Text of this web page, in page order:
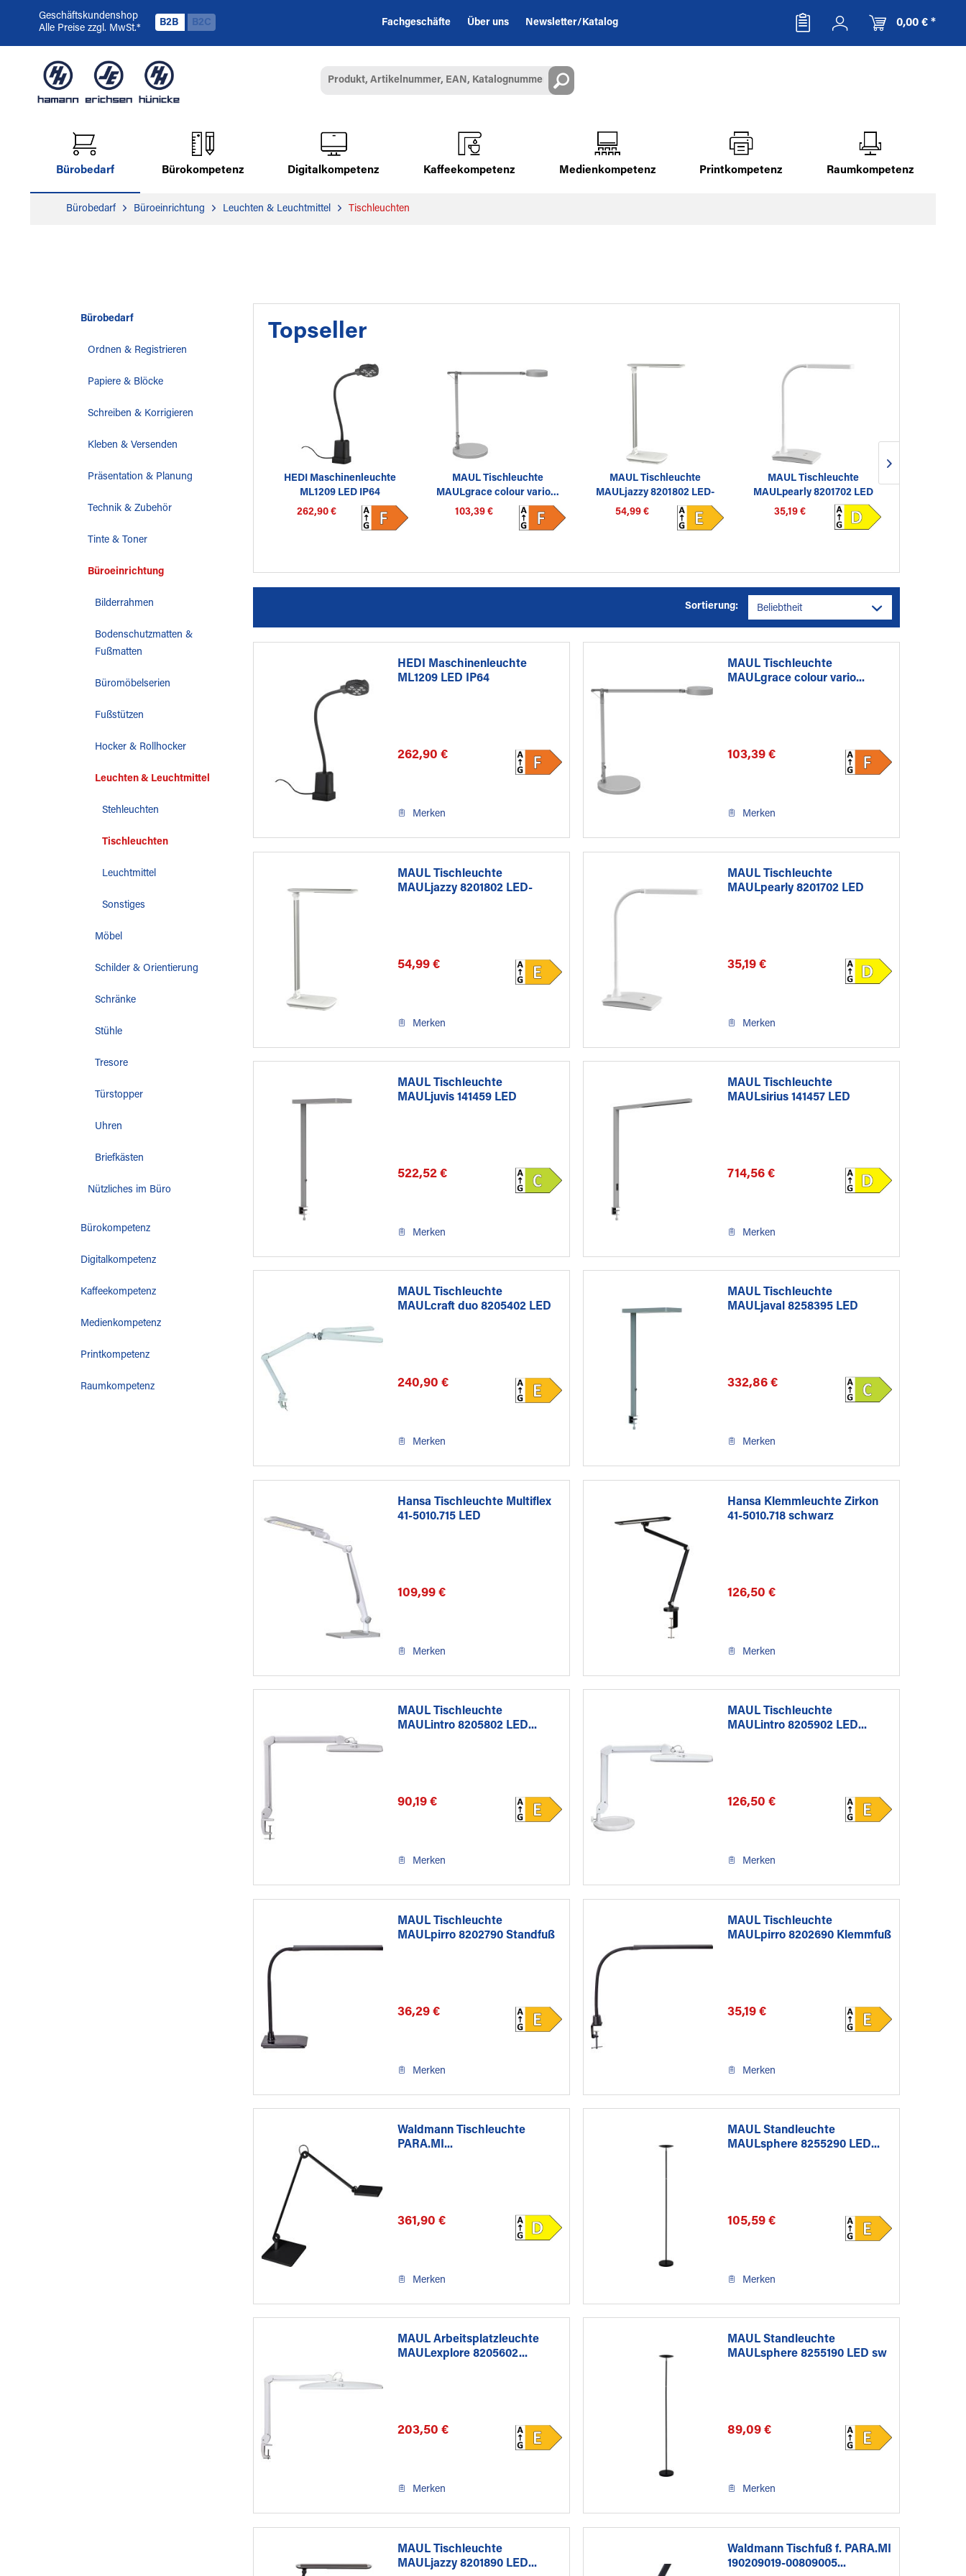
Geschäftskundenshop
Alle Preise zzgl. MwSt.*
B2B B2C Fachgeschäfte Über uns Newsletter/Katalog 0,00 € *
Bürobedarf Bürokompetenz Digitalkompetenz Kaffeekompetenz Medienkompetenz Printkompetenz Raumkompetenz
Bürobedarf Büroeinrichtung Leuchten & Leuchtmittel Tischleuchten
Bürobedarf
Ordnen & Registrieren
Papiere & Blöcke
Schreiben & Korrigieren
Kleben & Versenden
Präsentation & Planung
Technik & Zubehör
Tinte & Toner
Büroeinrichtung
Bilderrahmen
Bodenschutzmatten &
Fußmatten
Büromöbelserien
Fußstützen
Hocker & Rollhocker
Leuchten & Leuchtmittel
Stehleuchten
Tischleuchten
Leuchtmittel
Sonstiges
Möbel
Schilder & Orientierung
Schränke
Stühle
Tresore
Türstopper
Uhren
Briefkästen
Nützliches im Büro
Bürokompetenz
Digitalkompetenz
Kaffeekompetenz
Medienkompetenz
Printkompetenz
Raumkompetenz
Topseller
HEDI Maschinenleuchte
ML1209 LED IP64
262,90 €
MAUL Tischleuchte
MAULgrace colour vario...
103,39 €
MAUL Tischleuchte
MAULjazzy 8201802 LED-
Leuchte...
54,99 €
MAUL Tischleuchte
MAULpearly 8201702 LED
Metall...
35,19 €
Sortierung:
HEDI Maschinenleuchte
ML1209 LED IP64
262,90 €
Merken
MAUL Tischleuchte
MAULgrace colour vario...
103,39 €
Merken
MAUL Tischleuchte
MAULjazzy 8201802 LED-
54,99 €
Merken
MAUL Tischleuchte
MAULpearly 8201702 LED
35,19 €
Merken
MAUL Tischleuchte
MAULjuvis 141459 LED
522,52 €
Merken
MAUL Tischleuchte
MAULsirius 141457 LED
714,56 €
Merken
MAUL Tischleuchte
MAULcraft duo 8205402 LED
240,90 €
Merken
MAUL Tischleuchte
MAULjaval 8258395 LED
332,86 €
Merken
Hansa Tischleuchte Multiflex
41-5010.715 LED
109,99 €
Merken
Hansa Klemmleuchte Zirkon
41-5010.718 schwarz
126,50 €
Merken
MAUL Tischleuchte
MAULintro 8205802 LED...
90,19 €
Merken
MAUL Tischleuchte
MAULintro 8205902 LED...
126,50 €
Merken
MAUL Tischleuchte
MAULpirro 8202790 Standfuß
36,29 €
Merken
MAUL Tischleuchte
MAULpirro 8202690 Klemmfuß
35,19 €
Merken
Waldmann Tischleuchte
PARA.MI...
361,90 €
Merken
MAUL Standleuchte
MAULsphere 8255290 LED...
105,59 €
Merken
MAUL Arbeitsplatzleuchte
MAULexplore 8205602...
203,50 €
Merken
MAUL Standleuchte
MAULsphere 8255190 LED sw
89,09 €
Merken
MAUL Tischleuchte
MAULjazzy 8201890 LED...
Waldmann Tischfuß f. PARA.MI
190209019-00809005...